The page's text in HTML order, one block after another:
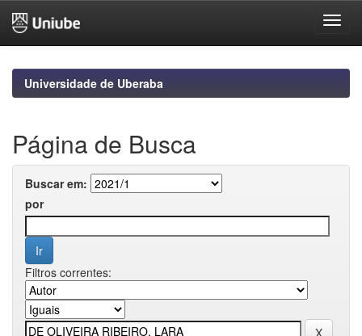
navigationUniversidade de Uberaba
Página de Busca
Buscar em:
por
Filtros correntes: